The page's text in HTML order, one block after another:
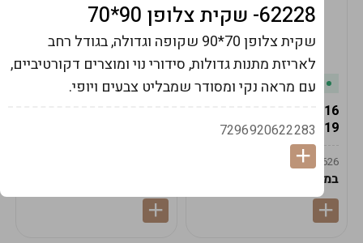
במלאי
19ס"מ -קרם
9009492379626
במארז
במלאי
62228- שקית צלופן 90*70
שקית צלופן 70*90 שקופה וגדולה, בגודל רחב
לאריזת מתנות גדולות, סידורי נוי ומוצרים דקורטיביים,
עם מראה נקי ומסודר שמבליט צבעים ויופי.
7296920622283